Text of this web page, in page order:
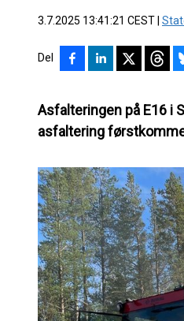
3.7.2025 13:41:21 CEST
Del
Asfalteringen på E16 i
asfaltering